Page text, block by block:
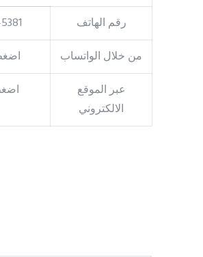
رقم الهاتف
من خلال الواتساب
عبر الموقع
الالكتروني